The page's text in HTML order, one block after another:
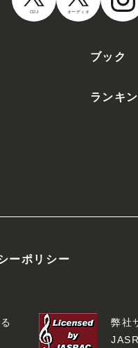
CDJ オーディオ
ブック
ランキ
ーポリシー
弊社